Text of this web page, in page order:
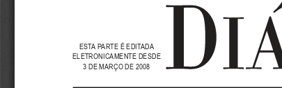
ESTA PARTE É EDITADA
ELETRONICAMENTE DESDE
3 DE MARÇO DE 2008